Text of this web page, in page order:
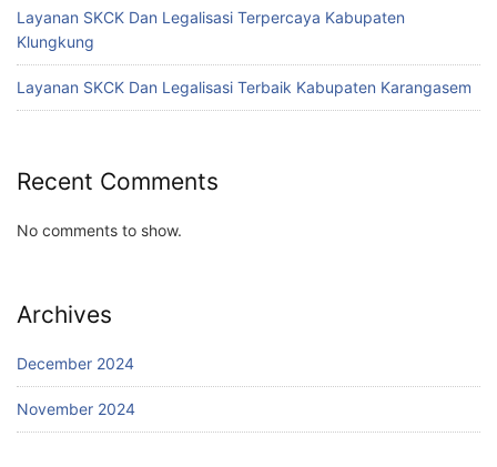
Layanan SKCK Dan Legalisasi Terpercaya Kabupaten
Klungkung
Layanan SKCK Dan Legalisasi Terbaik Kabupaten Karangasem
Recent Comments
No comments to show.
Archives
December 2024
November 2024